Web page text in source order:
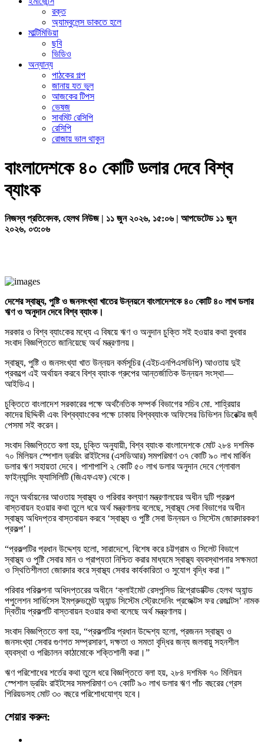
রক্ত
অ্যাম্বুলেন্স ডাকতে হলে
মাল্টিমিডিয়া
ছবি
ভিডিও
অন্যান্য
পাঠকের গল্প
জানায় যত ভুল
আজকের টিপস
ভেষজ
সাবমিট রেসিপি
রেসিপি
রোজায় ভাল থাকুন
বাংলাদেশকে ৪০ কোটি ডলার দেবে বিশ্ব
ব্যাংক
নিজস্ব প্রতিবেদক, হেলথ নিউজ | ১১ জুন ২০২৬, ১৫:০৬ | আপডেটেড ১১ জুন
২০২৬, ০৩:০৬
দেশেরস্বাস্থ্য, পুষ্টিও জনসংখ্যাখাতেরউন্নয়নেবাংলাদেশকে ৪০ কোটি ৪০ লাখডলার
ঋণও অনুদানদেবেবিশ্বব্যাংক।
সরকার ও বিশ্ব ব্যাংকের মধ্যে এ বিষয়ে ঋণ ও অনুদান চুক্তি সই হওয়ার কথা বুধবার
সংবাদ বিজ্ঞপ্তিতে জানিয়েছে অর্থ মন্ত্রণালয়।
স্বাস্থ্য, পুষ্টি ও জনসংখ্যা খাত উন্নয়ন কর্মসূচির (এইচএনপিএসডিপি) আওতায় দুই
প্রকল্পে এই অর্থায়ন করবে বিশ্ব ব্যাংক গ্রুপের আন্তর্জাতিক উন্নয়ন সংস্থা—
আইডিএ।
চুক্তিতে বাংলাদেশ সরকারের পক্ষে অর্থনৈতিক সম্পর্ক বিভাগের সচিব মো. শাহ্রিয়ার
কাদের ছিদ্দিকী এবং বিশ্বব্যাংকের পক্ষে ঢাকায় বিশ্বব্যাংক অফিসের ডিভিশন ডিরেক্টর জ্যঁ
পেসমা সই করেন।
সংবাদ বিজ্ঞপ্তিতে বলা হয়, চুক্তি অনুযায়ী, বিশ্ব ব্যাংক বাংলাদেশকে মোট ২৮৪ দশমিক
৭০ মিলিয়ন স্পেশাল ড্রয়িং রাইটসের (এসডিআর) সমপরিমাণ ৩৭ কোটি ৯০ লাখ মার্কিন
ডলার ঋণ সহায়তা দেবে। পাশাপাশি ২ কোটি ৫০ লাখ ডলার অনুদান দেবে গ্লোবাল
ফাইন্যান্সিং ফ্যাসিলিটি (জিএফএফ) থেকে।
নতুন অর্থায়নের আওতায় স্বাস্থ্য ও পরিবার কল্যাণ মন্ত্রণালয়ের অধীন দুটি প্রকল্প
বাস্তবায়ন হওয়ার কথা তুলে ধরে অর্থ মন্ত্রণালয় বলেছে, স্বাস্থ্য সেবা বিভাগের অধীন
স্বাস্থ্য অধিদপ্তর বাস্তবায়ন করবে ‘স্বাস্থ্য ও পুষ্টি সেবা উন্নয়ন ও সিস্টেম জোরদারকরণ
প্রকল্প’।
“প্রকল্পটির প্রধান উদ্দেশ্য হলো, সারাদেশে, বিশেষ করে চট্টগ্রাম ও সিলেট বিভাগে
স্বাস্থ্য ও পুষ্টি সেবার মান ও প্রাপ্যতা নিশ্চিত করার মাধ্যমে স্বাস্থ্য ব্যবস্থাপনার সক্ষমতা
ও স্থিতিশীলতা জোরদার করে স্বাস্থ্য সেবার কার্যকারিতা ও সুযোগ বৃদ্ধি করা।”
পরিবার পরিকল্পনা অধিদপ্তরের অধীনে ‘ক্লাইমেট রেসপন্সিভ রিপ্রোডাক্টিভ হেলথ অ্যান্ড
পপুলেশন সার্ভিসেস ইমপ্রুভমেন্ট অ্যান্ড সিস্টেম স্ট্রেংদেনিং প্রজেক্টস ফর রেজাল্টস’ নামক
দ্বিতীয় প্রকল্পটি বাস্তবায়ন হওয়ার কথা বলেছে অর্থ মন্ত্রণালয়।
সংবাদ বিজ্ঞপ্তিতে বলা হয়, “প্রকল্পটির প্রধান উদ্দেশ্য হলো, প্রজনন স্বাস্থ্য ও
জনসংখ্যা সেবার গুণগত সম্প্রসারণ, দক্ষতা ও সমতা বৃদ্ধির জন্য জলবায়ু সহনশীল
ব্যবস্থা ও পরিচালন কাঠামোকে শক্তিশালী করা।”
ঋণ পরিশোধের শর্তের কথা তুলে ধরে বিজ্ঞপ্তিতে বলা হয়, ২৮৪ দশমিক ৭০ মিলিয়ন
স্পেশাল ড্রয়িং রাইটসের সমপরিমাণ ৩৭ কোটি ৯০ লাখ ডলার ঋণ পাঁচ বছরের গ্রেস
পিরিয়ডসহ মোট ৩০ বছরে পরিশোধযোগ্য হবে।
শেয়ার করুন: